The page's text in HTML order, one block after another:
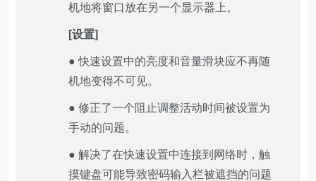
机地将窗口放在另一个显示器上。
[设置]
● 快速设置中的亮度和音量滑块应不再随
机地变得不可见。
● 修正了一个阻止调整活动时间被设置为
手动的问题。
● 解决了在快速设置中连接到网络时，触
摸键盘可能导致密码输入栏被遮挡的问题